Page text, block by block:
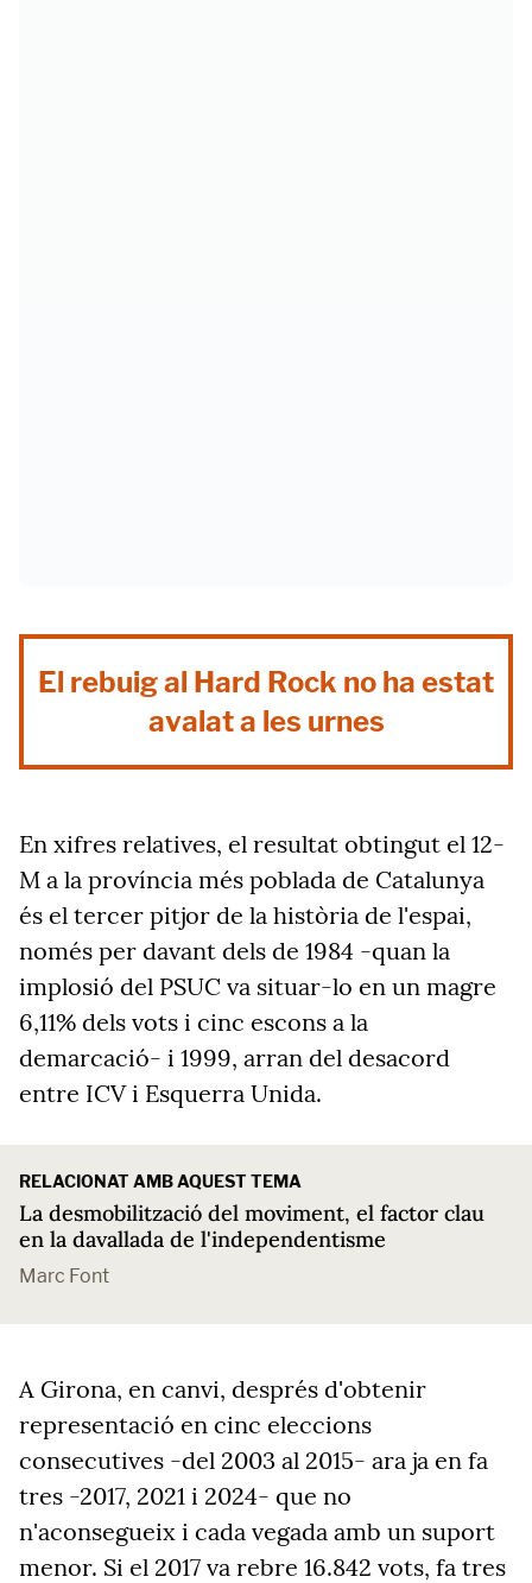
El rebuig al Hard Rock no ha estat
avalat a les urnes
En xifres relatives, el resultat obtingut el 12-
M a la província més poblada de Catalunya
és el tercer pitjor de la història de l'espai,
només per davant dels de 1984 -quan la
implosió del PSUC va situar-lo en un magre
6,11% dels vots i cinc escons a la
demarcació- i 1999, arran del desacord
entre ICV i Esquerra Unida.
RELACIONAT AMB AQUEST TEMA
La desmobilització del moviment, el factor clau
en la davallada de l'independentisme
Marc Font
A Girona, en canvi, després d'obtenir
representació en cinc eleccions
consecutives -del 2003 al 2015- ara ja en fa
tres -2017, 2021 i 2024- que no
n'aconsegueix i cada vegada amb un suport
menor. Si el 2017 va rebre 16.842 vots, fa tres